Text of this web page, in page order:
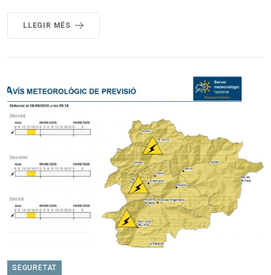
LLEGIR MÉS
SEGURETAT